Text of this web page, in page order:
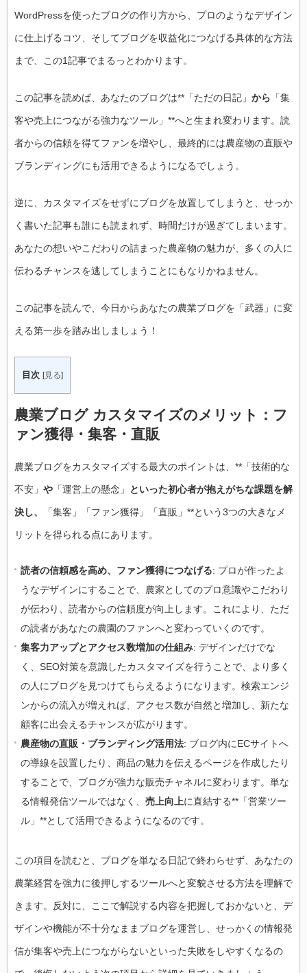
WordPressを使ったブログの作り方から、プロのようなデザイン
に仕上げるコツ、そしてブログを収益化につなげる具体的な方法
まで、この1記事でまるっとわかります。
この記事を読めば、あなたのブログは**「ただの日記」 から 「集
客や売上につながる強力なツール」**へと生まれ変わります。読
者からの信頼を得てファンを増やし、最終的には農産物の直販や
ブランディングにも活用できるようになるでしょう。
逆に、カスタマイズをせずにブログを放置してしまうと、せっか
く書いた記事も誰にも読まれず、時間だけが過ぎてしまいます。
あなたの想いやこだわりの詰まった農産物の魅力が、多くの人に
伝わるチャンスを逃してしまうことにもなりかねません。
この記事を読んで、今日からあなたの農業ブログを「武器」に変
える第一歩を踏み出しましょう！
目次 [見る]
農業ブログ カスタマイズのメリット：フ
ァン獲得・集客・直販
農業ブログをカスタマイズする最大のポイントは、**「技術的な
不安」 や 「運営上の懸念」 といった初心者が抱えがちな課題を解
決し、 「集客」「ファン獲得」「直販」**という3つの大きなメ
リットを得られる点にあります。
読者の信頼感を高め、ファン獲得につなげる: プロが作ったよ
うなデザインにすることで、農家としてのプロ意識やこだわり
が伝わり、読者からの信頼度が向上します。これにより、ただ
の読者があなたの農園のファンへと変わっていくのです。
集客力アップとアクセス数増加の仕組み: デザインだけでな
く、SEO対策を意識したカスタマイズを行うことで、より多く
の人にブログを見つけてもらえるようになります。検索エンジ
ンからの流入が増えれば、アクセス数が自然と増加し、新たな
顧客に出会えるチャンスが広がります。
農産物の直販・ブランディング活用法: ブログ内にECサイトへ
の導線を設置したり、商品の魅力を伝えるページを作成したり
することで、ブログが強力な販売チャネルに変わります。単な
る情報発信ツールではなく、 売上向上に直結する**「営業ツー
ル」**として活用できるようになるのです。
この項目を読むと、ブログを単なる日記で終わらせず、あなたの
農業経営を強力に後押しするツールへと変貌させる方法を理解で
きます。反対に、ここで解説する内容を把握しておかないと、デ
ザインや機能が不十分なままブログを運営し、せっかくの情報発
信が集客や売上につながらないといった失敗をしやすくなるの